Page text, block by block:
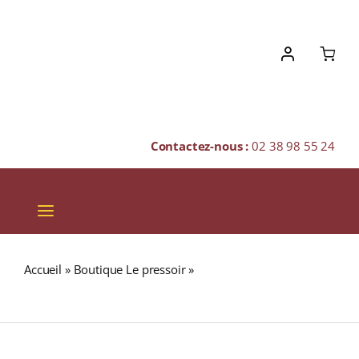
Contactez-nous :02 38 98 55 24
Toggle
Navigation
SPIRITUEUX
Accueil » Boutique Le pressoir»